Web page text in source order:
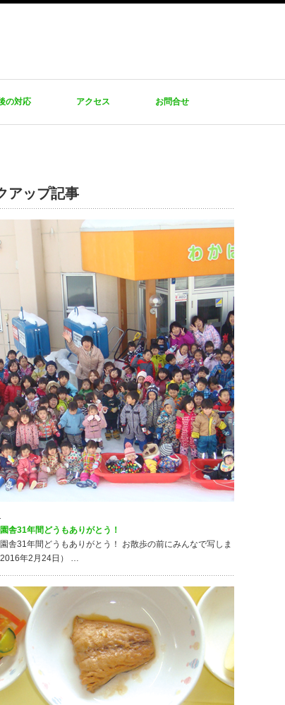
の対応 アクセス お問合せ
アップ記事
舎31年間どうもありがとう！
舎31年間どうもありがとう！ お散歩の前にみんなで写しま
2016年2月24日） …